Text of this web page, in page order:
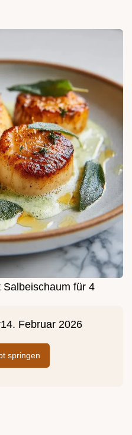
für 4
14. Februar 2026
springen